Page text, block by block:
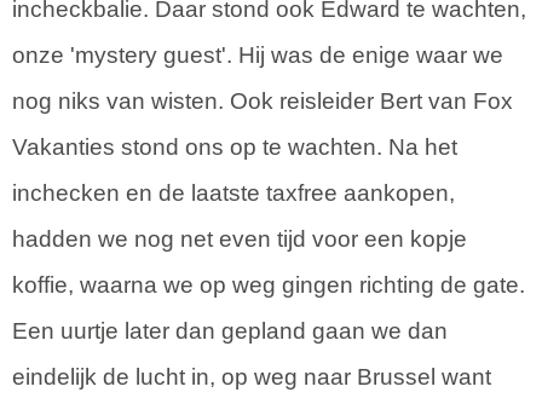
incheckbalie. Daar stond ook Edward te wachten,
onze 'mystery guest'. Hij was de enige waar we
nog niks van wisten. Ook reisleider Bert van Fox
Vakanties stond ons op te wachten. Na het
inchecken en de laatste taxfree aankopen,
hadden we nog net even tijd voor een kopje
koffie, waarna we op weg gingen richting de gate.
Een uurtje later dan gepland gaan we dan
eindelijk de lucht in, op weg naar Brussel want